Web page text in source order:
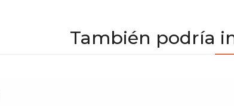
También podría